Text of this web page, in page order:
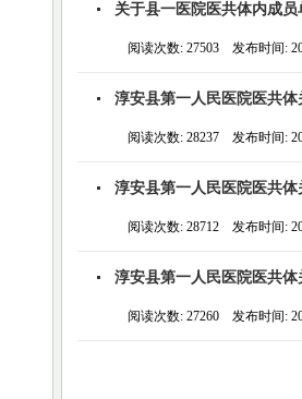
关于县一医院医共体内成
阅读次数: 27503 发布时间:
淳安县第一人民医院医共
阅读次数: 28237 发布时间:
淳安县第一人民医院医共
阅读次数: 28712 发布时间:
淳安县第一人民医院医共
阅读次数: 27260 发布时间: